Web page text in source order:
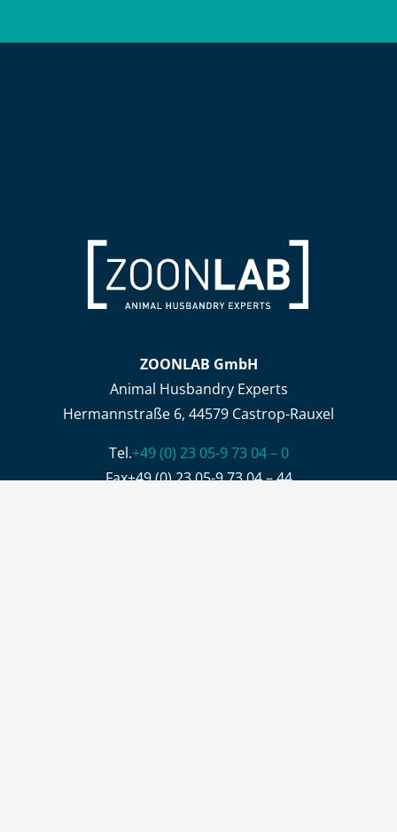
ZOONLAB GmbH
Animal Husbandry Experts
Hermannstraße 6, 44579 Castrop-Rauxel
Tel.+49 (0) 23 05-9 73 04 – 0
Fax+49 (0) 23 05-9 73 04 – 44